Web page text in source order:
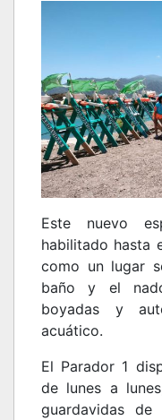
Este nuevo
habilitado hasta
como un lugar
baño y el
boyadas y
acuático.
El Parador 1
de lunes a
guardavidas de